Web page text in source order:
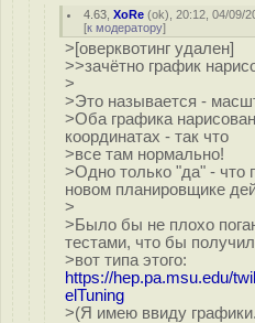
4.63 ,XoRe (ok), 20:12, 04/09/
[к модератору]
>[оверквотинг удален]
>>зачётно график
>
>Это называется -
>Оба графика
координатах - так что
>все там нормально!
>Одно только "да" - что
новом планировщике
>
>Было бы не плохо
тестами, что бы
>вот типа этого:
https://hep.pa.msu.edu/
elTuning
>(Я имею ввиду